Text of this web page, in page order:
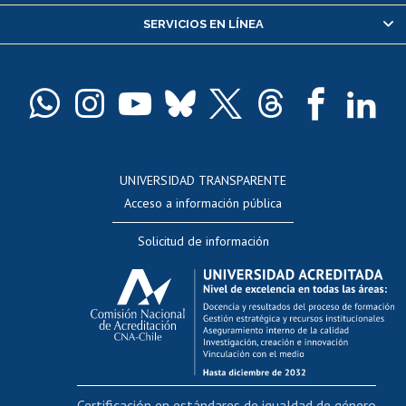
Pago de arancel y crédito alumnos
Docentes
Evaluación docente
Calificación académica
Postulación al AUCAI
Funcionarias/os
Cursos internos de capacitación
Bienestar del personal
SERVICIOS EN LÍNEA
UNIVERSIDAD TRANSPARENTE
Acceso a información pública
Solicitud de información